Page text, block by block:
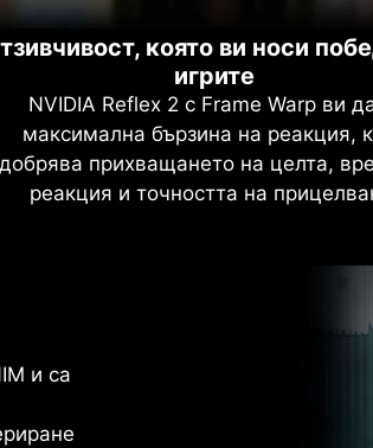
която ви носи
игрите
NVIDIA Reflex 2 с Frame Warp ви
максимална бързина на реакция,
прихващането на целта,
реакция и точността на
и са
от